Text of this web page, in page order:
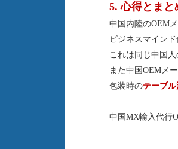
5. 心得とまと
中国内陸のOEM
ビジネスマイン
これは同じ中国
また中国OEMメ
包装時のテーブル
中国MX輸入代行